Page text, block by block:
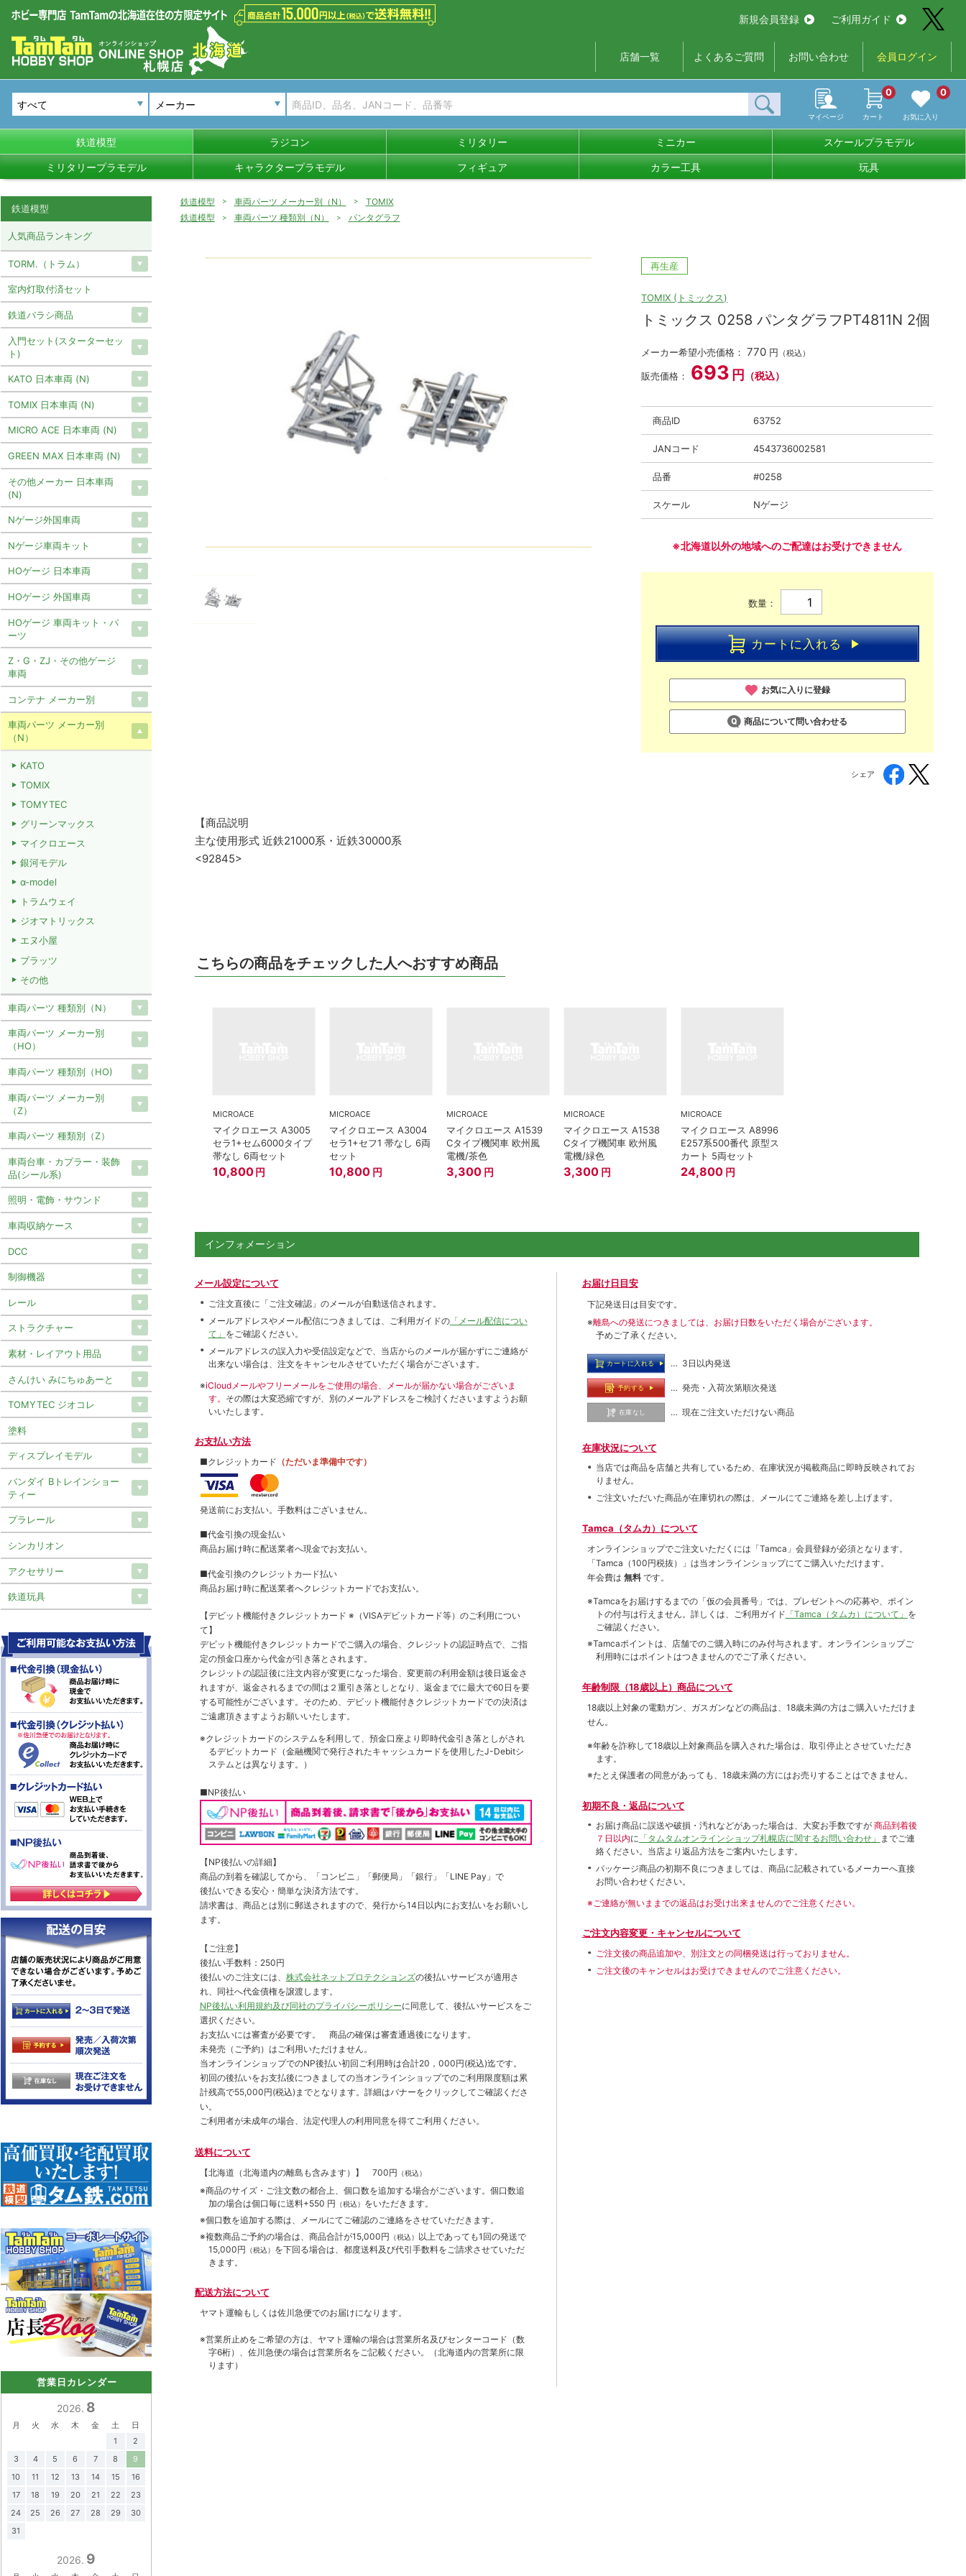
新規会員登録 ご利用ガイド
店舗一覧 よくあるご質問 お問い合わせ 会員ログイン
メーカー
マイページ カート
0
お気に入り
0
鉄道模型 ラジコン ミリタリー ミニカー スケールプラモデル
ミリタリープラモデル キャラクタープラモデル フィギュア カラー工具 玩具
鉄道模型 車両パーツ メーカー別（N）
TOMIX
鉄道模型
車両パーツ 種類別（N） パンタグラフ
再生産
TOMIX (トミックス)
トミックス 0258 パンタグラフPT4811N 2個
メーカー希望小売価格：770 円 （税込）
販売価格： 693 円 （税込）
商品ID 63752
JANコード 4543736002581
品番 #0258
スケール Nゲージ
※北海道以外の地域へのご配達はお受けできません
数量：
カートに入れる
お気に入りに登録
商品について問い合わせる
シェア
【商品説明
主な使用形式 近鉄21000系・近鉄30000系
<92845>
こちらの商品をチェックした人へおすすめ商品
MICROACE
マイクロエース A3005
セラ1+セム6000タイプ
帯なし 6両セット
10,800 円
MICROACE
マイクロエース A3004
セラ1+セフ1 帯なし 6両
セット
10,800 円
MICROACE
マイクロエース A1539
Cタイプ機関車 欧州風
電機/茶色
3,300 円
MICROACE
マイクロエース A1538
Cタイプ機関車 欧州風
電機/緑色
3,300 円
MICROACE
マイクロエース A8996
E257系500番代 原型ス
カート 5両セット
24,800 円
インフォメーション
メール設定について
ご注文直後に「ご注文確認」のメールが自動送信されます。
メールアドレスやメール配信につきましては、ご利用ガイドの「メール配信につい
て」 をご確認ください。
メールアドレスの誤入力や受信設定などで、当店からのメールが届かずにご連絡が
出来ない場合は、注文をキャンセルさせていただく場合がございます。
※iCloudメールやフリーメールをご使用の場合、メールが届かない場合がございま
す。 その際は大変恐縮ですが、別のメールアドレスをご検討くださいますようお願
いいたします。
お支払い方法
■クレジットカード （ただいま準備中です）
発送前にお支払い。手数料はございません。
■代金引換の現金払い
商品お届け時に配送業者へ現金でお支払い。
■代金引換のクレジットカ―ド払い
商品お届け時に配送業者へクレジットカードでお支払い。
【デビット機能付きクレジットカード ※（VISAデビットカード等） のご利用につい
て】
デビット機能付きクレジットカードでご購入の場合、クレジットの認証時点で、ご指
定の預金口座から代金が引き落とされます。
クレジットの認証後に注文内容が変更になった場合、変更前の利用金額は後日返金さ
れますが、返金されるまでの間は２重引き落としとなり、返金までに最大で60日を要
する可能性がございます。そのため、デビット機能付きクレジットカードでの決済は
ご遠慮頂きますようお願いいたします。
※クレジットカードのシステムを利用して、預金口座より即時代金引き落としがされ
るデビットカード（金融機関で発行されたキャッシュカードを使用したJ-Debitシ
ステムとは異なります。）
■NP後払い
【NP後払いの詳細】
商品の到着を確認してから、「コンビニ」「郵便局」「銀行」「LINE Pay」で
後払いできる安心・簡単な決済方法です。
請求書は、商品とは別に郵送されますので、発行から14日以内にお支払いをお願いし
ます。
【ご注意】
後払い手数料：250円
後払いのご注文には、 株式会社ネットプロテクションズの後払いサービスが適用さ
れ、同社へ代金債権を譲渡します。
NP後払い利用規約及び同社のプライバシーポリシーに同意して、後払いサービスをご
選択ください。
お支払いには審査が必要です。 商品の確保は審査通過後になります。
未発売（ご予約）はご利用いただけません。
当オンラインショップでのNP後払い初回ご利用時は合計20，000円(税込)迄です。
初回の後払いをお支払後につきましての当オンラインショップでのご利用限度額は累
計残高で55,000円(税込)までとなります。詳細はバナーをクリックしてご確認くださ
い。
ご利用者が未成年の場合、法定代理人の利用同意を得てご利用ください。
送料について
【北海道（北海道内の離島も含みます）】 700円 （税込）
※商品のサイズ・ご注文数の都合上、個口数を追加する場合がございます。個口数追
加の場合は個口毎に送料+550 円 （税込） をいただきます。
※個口数を追加する際は、メールにてご確認のご連絡をさせていただきます。
※複数商品ご予約の場合は、商品合計が15,000円 （税込） 以上であっても1回の発送で
15,000円 （税込） を下回る場合は、都度送料及び代引手数料をご請求させていただ
きます。
配送方法について
ヤマト運輸もしくは佐川急便でのお届けになります。
※営業所止めをご希望の方は、ヤマト運輸の場合は営業所名及びセンターコード（数
字6桁）、佐川急便の場合は営業所名をご記載ください。（北海道内の営業所に限
ります）
お届け日目安
下記発送日は目安です。
※離島への発送につきましては、お届け日数をいただく場合がございます。
予めご了承ください。
カートに入れる … 3日以内発送
予約する … 発売・入荷次第順次発送
在庫なし … 現在ご注文いただけない商品
在庫状況について
当店では商品を店舗と共有しているため、在庫状況が掲載商品に即時反映されてお
りません。
ご注文いただいた商品が在庫切れの際は、メールにてご連絡を差し上げます。
Tamca（タムカ）について
オンラインショップでご注⽂いただくには「Tamca」会員登録が必須となります。
「Tamca （100円税抜）
」は当オンラインショップにてご購⼊いただけます。
年会費は 無料 です。
※Tamcaをお届けするまでの「仮の会員番号」では、プレゼントへの応募や、ポイン
トの付与は⾏えません。詳しくは、ご利⽤ガイド 「Tamca（タムカ）について」 を
ご確認ください。
※Tamcaポイントは、店舗でのご購⼊時にのみ付与されます。オンラインショップご
利用時にはポイントはつきませんのでご了承ください。
年齢制限（18歳以上）商品について
18歳以上対象の電動ガン、ガスガンなどの商品は、18歳未満の方はご購入いただけま
せん。
※年齢を詐称して18歳以上対象商品を購入された場合は、取引停止とさせていただき
ます。
※たとえ保護者の同意があっても、18歳未満の方にはお売りすることはできません。
初期不良・返品について
お届け商品に誤送や破損・汚れなどがあった場合は、大変お手数ですが 商品到着後
７日以内に 「タムタムオンラインショップ札幌店に関するお問い合わせ」 までご連
絡ください。当店より返品方法をご案内いたします。
パッケージ商品の初期不良につきましては、商品に記載されているメーカーへ直接
お問い合わせください。
※ご連絡が無いままでの返品はお受け出来ませんのでご注意ください。
ご注文内容変更・キャンセルについて
ご注文後の商品追加や、別注文との同梱発送は行っておりません。
ご注文後のキャンセルはお受けできませんのでご注意ください。
鉄道模型
人気商品ランキング
TORM.（トラム）
室内灯取付済セット
鉄道バラシ商品
入門セット(スターターセッ
ト)
KATO 日本車両 (N)
TOMIX 日本車両 (N)
MICRO ACE 日本車両 (N)
GREEN MAX 日本車両 (N)
その他メーカー 日本車両
(N)
Nゲージ外国車両
Nゲージ車両キット
HOゲージ 日本車両
HOゲージ 外国車両
HOゲージ 車両キット・パ
ーツ
Z・G・ZJ・その他ゲージ
車両
コンテナ メーカー別
車両パーツ メーカー別
（N）
KATO
TOMIX
TOMYTEC
グリーンマックス
マイクロエース
銀河モデル
α-model
トラムウェイ
ジオマトリックス
エヌ小屋
プラッツ
その他
車両パーツ 種類別（N）
車両パーツ メーカー別
（HO）
車両パーツ 種類別（HO)
車両パーツ メーカー別
（Z）
車両パーツ 種類別（Z）
車両台車・カプラー・装飾
品(シール系)
照明・電飾・サウンド
車両収納ケース
DCC
制御機器
レール
ストラクチャー
素材・レイアウト用品
さんけい みにちゅあーと
TOMYTEC ジオコレ
塗料
ディスプレイモデル
バンダイ Bトレインショー
ティー
プラレール
シンカリオン
アクセサリー
鉄道玩具
営業日カレンダー
2026. 8
月 火 水 木 金 土
日
1
2
3
4 5 6 7 8
9
10
11 12 13 14 15
16
17
18 19 20 21 22
23
24
25 26 27 28 29
30
31
2026. 9